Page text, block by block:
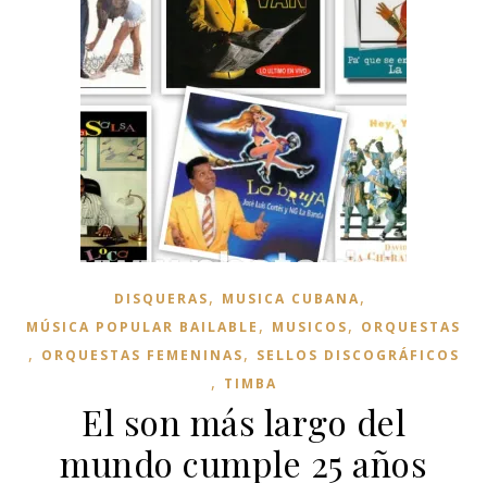
DISQUERAS, MUSICA CUBANA,
MÚSICA POPULAR BAILABLE , MUSICOS, ORQUESTAS
, ORQUESTAS FEMENINAS, SELLOS DISCOGRÁFICOS
, TIMBA
El son más largo del
mundo cumple 25 años